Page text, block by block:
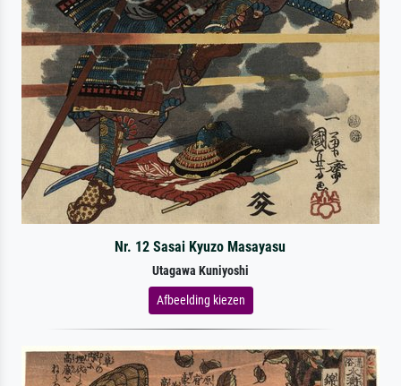
Nr. 12 Sasai Kyuzo Masayasu
Utagawa Kuniyoshi
Afbeelding kiezen